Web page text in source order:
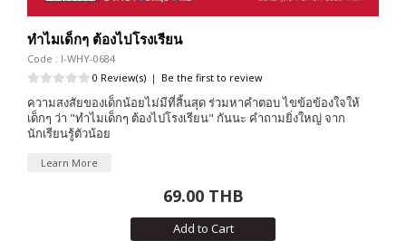
ทำไมเด็กๆ ต้องไปโรงเรียน
Code : I-WHY-0684
0 Review(s) | Be the first to review
ความสงสัยของเด็กน้อยไม่มีที่สิ้นสุด ร่วมหาคำตอบ ไขข้อข้องใจให้
เด็กๆ ว่า "ทำไมเด็กๆ ต้องไปโรงเรียน" กันนะ คำถามยิ่งใหญ่ จาก
นักเรียนรู้ตัวน้อย
Learn More
69.00 THB
Add to Cart